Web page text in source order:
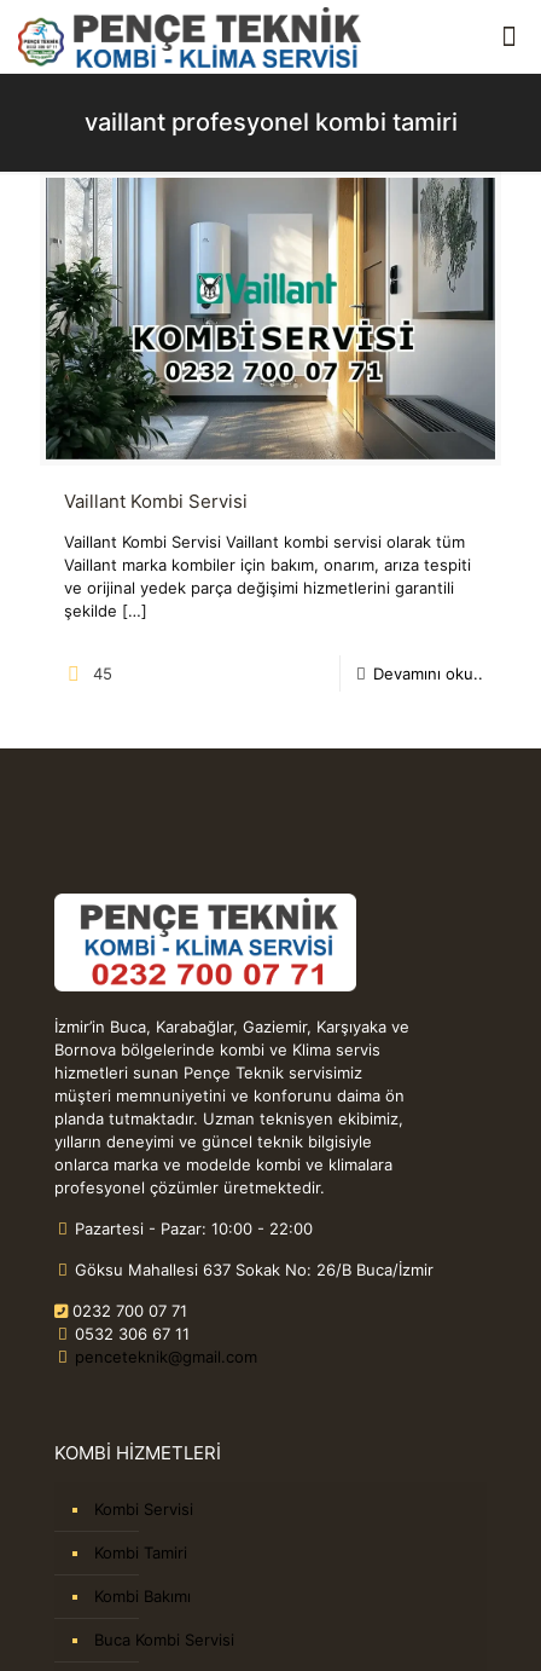
vaillant profesyonel kombi tamiri
Vaillant Kombi Servisi
Vaillant Kombi Servisi Vaillant kombi servisi olarak tüm
Vaillant marka kombiler için bakım, onarım, arıza tespiti
ve orijinal yedek parça değişimi hizmetlerini garantili
şekilde […]
45 Devamını oku..
İzmir’in Buca, Karabağlar, Gaziemir, Karşıyaka ve
Bornova bölgelerinde kombi ve Klima servis
hizmetleri sunan Pençe Teknik servisimiz
müşteri memnuniyetini ve konforunu daima ön
planda tutmaktadır. Uzman teknisyen ekibimiz,
yılların deneyimi ve güncel teknik bilgisiyle
onlarca marka ve modelde kombi ve klimalara
profesyonel çözümler üretmektedir.
Pazartesi - Pazar: 10:00 - 22:00
Göksu Mahallesi 637 Sokak No: 26/B Buca/İzmir
0232 700 07 71
0532 306 67 11
penceteknik@gmail.com
KOMBİ HİZMETLERİ
Kombi Servisi
Kombi Tamiri
Kombi Bakımı
Buca Kombi Servisi